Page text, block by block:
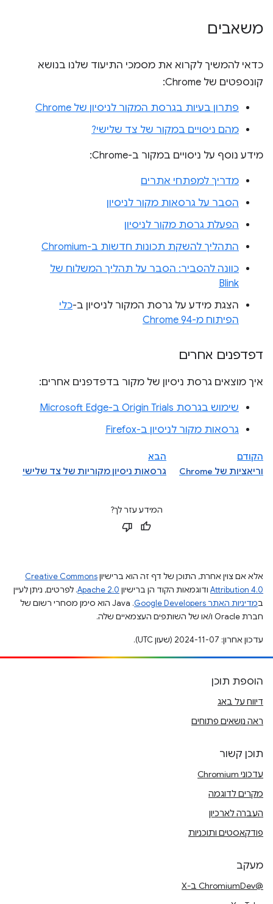
משאבים
כדאי להמשיך לקרוא את מסמכי התיעוד שלנו בנושא
קונספטים של Chrome:
פתרון בעיות בגרסת המקור לניסיון של Chrome
מהם ניסויים במקור של צד שלישי?
מידע נוסף על ניסויים במקור ב-Chrome:
מדריך למפתחי אתרים
הסבר על גרסאות מקור לניסיון
הפעלת גרסת מקור לניסיון
התהליך להשקת תכונות חדשות ב-Chromium
כוונה להסביר: הסבר על תהליך המשלוח של
Blink
הצגת מידע על גרסת המקור לניסיון ב-כלי
הפיתוח מ-Chrome 94
דפדפנים אחרים
איך מוצאים גרסת ניסיון של מקור בדפדפנים אחרים:
שימוש בגרסת Origin Trials ב-Microsoft Edge
גרסאות מקור לניסיון ב-Firefox
הקודם
וריאציות של Chrome
הבא
גרסאות ניסיון מקוריות של צד שלישי
המידע עזר לך?
אלא אם צוין אחרת, התוכן של דף זה הוא ברישיוןCreative Commons
Attribution 4.0 ודוגמאות הקוד הן ברישיון Apache 2.0. לפרטים, ניתן לעיין
במדיניות האתר Google Developers‏
.‏ Java הוא סימן מסחרי רשום של
חברת Oracle ו/או של השותפים העצמאיים שלה.
עדכון אחרון: 2024-11-07 (שעון UTC).
הוספת תוכן
דיווח על באג
ראה נושאים פתוחים
תוכן קשור
עדכוני Chromium
מקרים לדוגמה
העברה לארכיון
פודקאסטים ותוכניות
מעקב
@ChromiumDev ב-X